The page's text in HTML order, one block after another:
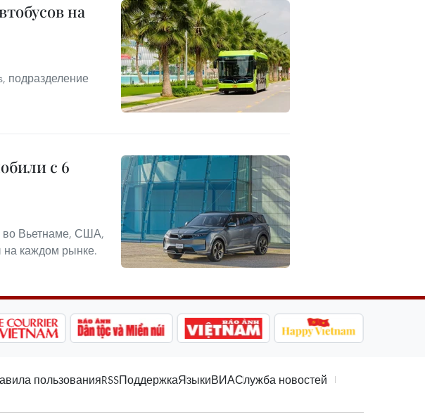
на
подразделение
с 6
во Вьетнаме, США,
на каждом рынке.
пользованияRSSПоддержкаЯзыкиВИАСлужба новостей